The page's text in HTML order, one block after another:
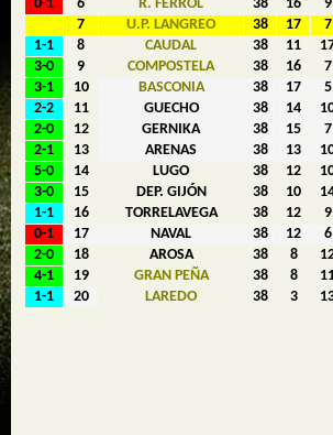
0-1
6 R. FERROL 38 16 9
7
U.P. LANGREO 38 17 7
1-1
8 CAUDAL 38 11
3-0
9 COMPOSTELA 38 16 7
3-1
10 BASCONIA 38 17 5
2-2
11 GUECHO 38 14
2-0
12 GERNIKA 38 15 7
2-1
13 ARENAS 38 13
5-0
14 LUGO 38 12
3-0
15 DEP. GIJÓN 38 10
1-1
16 TORRELAVEGA 38 12 9
0-1
17 NAVAL 38 12 6
2-0
18 AROSA 38 8
4-1
19 GRAN PEÑA 38 8
1-1
20 LAREDO 38 3